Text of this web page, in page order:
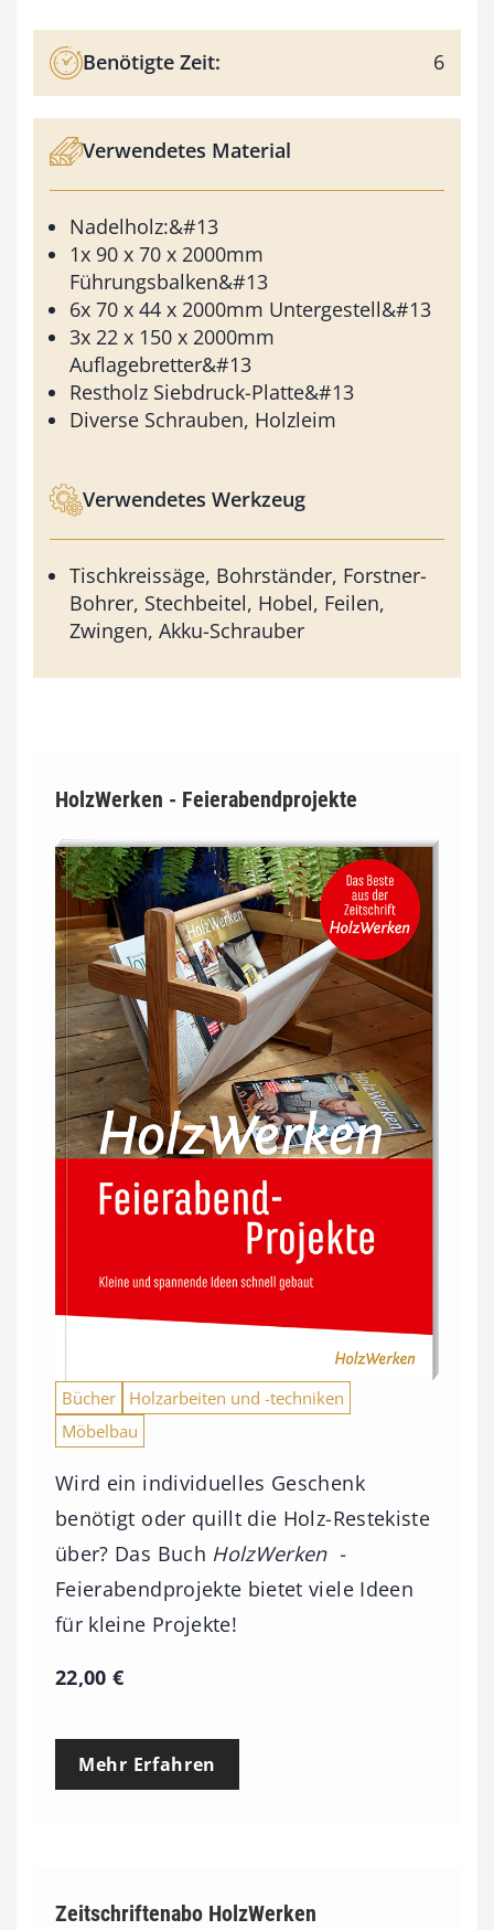
Benötigte Zeit: 6
Verwendetes Material
Nadelholz:&#13
1x 90 x 70 x 2000mm
Führungsbalken&#13
6x 70 x 44 x 2000mm Untergestell&#13
3x 22 x 150 x 2000mm
Auflagebretter&#13
Restholz Siebdruck-Platte&#13
Diverse Schrauben, Holzleim
Verwendetes Werkzeug
Tischkreissäge, Bohrständer, Forstner-
Bohrer, Stechbeitel, Hobel, Feilen,
Zwingen, Akku-Schrauber
HolzWerken - Feierabendprojekte
Bücher
Holzarbeiten und -techniken
Möbelbau
Wird ein individuelles Geschenk
benötigt oder quillt die Holz-Restekiste
über? Das Buch HolzWerken -
Feierabendprojekte bietet viele Ideen
für kleine Projekte!
22,00€
Mehr Erfahren
Zeitschriftenabo HolzWerken